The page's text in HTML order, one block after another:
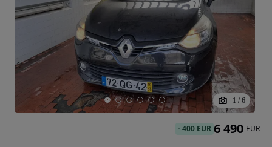
1 / 6
-400 EUR 6 490 EUR